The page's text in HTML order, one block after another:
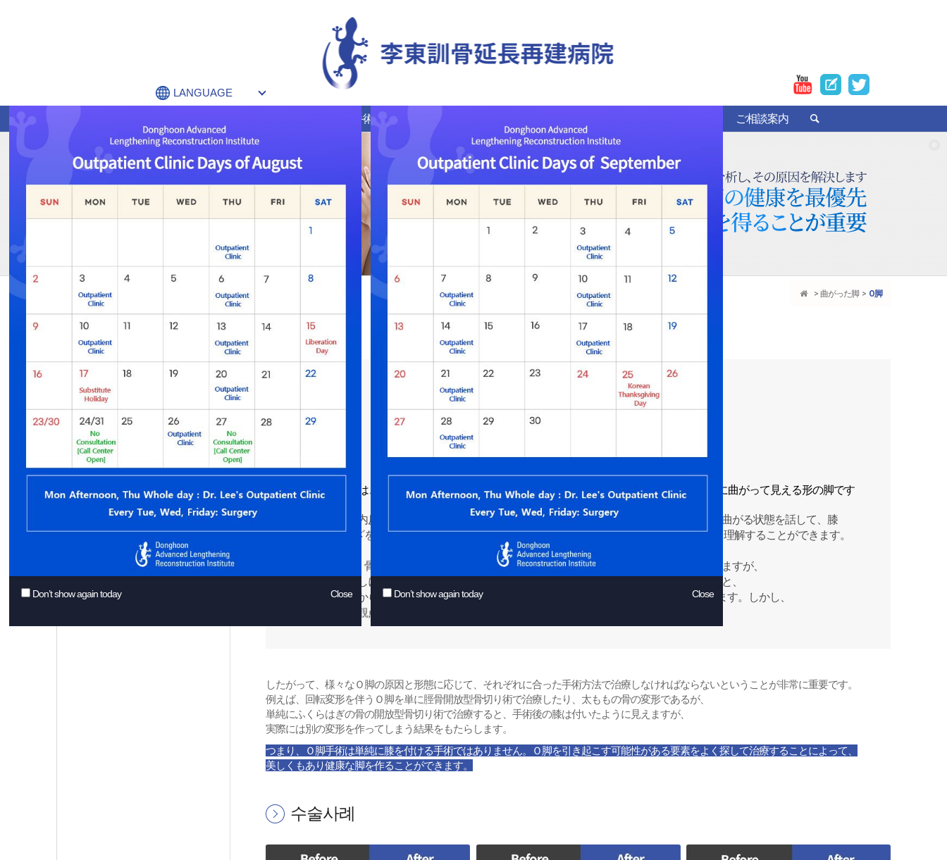
Don’t show again today Close Don’t show again today Close
LANGUAGE
再手術 希少難治性疾患 ご相談案内
曲がった脚 О脚
О脚
Dong Hoon Lee
Ｏ脚(bowlegs)は、脚を合わせて立ったときに膝が離れて全体的にはＯ字の形態に弓のように曲がって見える形の脚です
医学用語では内反膝(genu vara)と呼ばれ、内反(varus)は下に行くほど、体の中心に向かって曲がる状態を話して、膝
(genu)は、ひざを意味するので、「膝の下に降りて行くほど体の中心方向に曲がる脚型」と理解することができます。
くる病(ricket)、骨異形成症(skeletal dysplasia)などの病気や外傷の後遺症で生じる場合もありますが、
特別な原因なしに発生した場合(特発性、idiopathic)もあります。関節の健康の観点から見ると、
膝が付かないからと言って全てが非正常ではなく、ある程度はＯ脚があっても正常に見えます。しかし、
関節の健康の観点では、正常ではあっても美容的観点からは満足できないことがあります。
したがって、様々なＯ脚の原因と形態に応じて、それぞれに合った手術方法で治療しなければならないということが非常に重要です。
例えば、回転変形を伴うＯ脚を単に脛骨開放型骨切り術で治療したり、太ももの骨の変形であるが、
単純にふくらはぎの骨の開放型骨切り術で治療すると、手術後の膝は付いたように見えますが、
実際には別の変形を作ってしまう結果をもたらします。
つまり、Ｏ脚手術は単純に膝を付ける手術ではありません。Ｏ脚を引き起こす可能性がある要素をよく探して治療することによって、
美しくもあり健康な脚を作ることができます。
수술사례
変形矯正クリニック
手術費用
О脚
回転変形
反張膝
屈曲変形
足/足首変形
関節炎骨切り術